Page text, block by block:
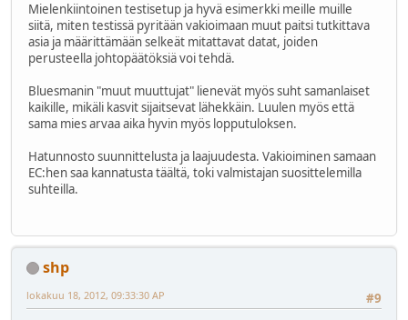
Mielenkiintoinen testisetup ja hyvä esimerkki meille muille
siitä, miten testissä pyritään vakioimaan muut paitsi tutkittava
asia ja määrittämään selkeät mitattavat datat, joiden
perusteella johtopäätöksiä voi tehdä.
Bluesmanin "muut muuttujat" lienevät myös suht samanlaiset
kaikille, mikäli kasvit sijaitsevat lähekkäin. Luulen myös että
sama mies arvaa aika hyvin myös lopputuloksen.
Hatunnosto suunnittelusta ja laajuudesta. Vakioiminen samaan
EC:hen saa kannatusta täältä, toki valmistajan suosittelemilla
suhteilla.
shp
#9
lokakuu 18, 2012, 09:33:30 AP